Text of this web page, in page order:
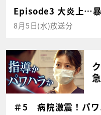
Episode3 大炎上…
8月5日(水)放送分
＃5 病院激震！パワ